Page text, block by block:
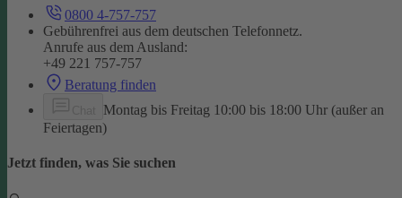
0800 4-757-757
Gebührenfrei aus dem deutschen Telefonnetz.
Anrufe aus dem Ausland:
+49 221 757-757
Beratung finden
Montag bis Freitag 10:00 bis 18:00 Uhr (außer an
Feiertagen)
Jetzt finden, was Sie suchen